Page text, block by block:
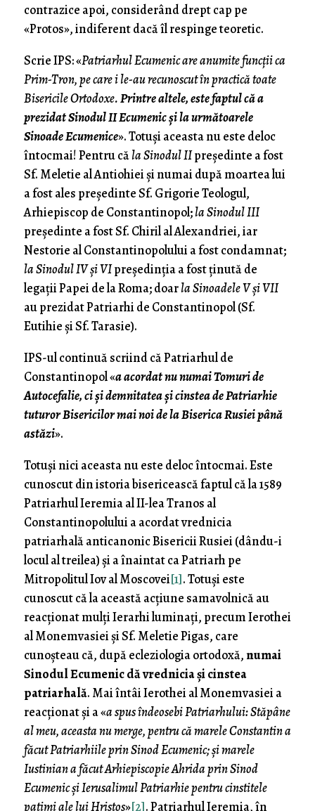
contrazice apoi, considerând drept cap pe
«Protos», indiferent dacă îl respinge teoretic.
Scrie IPS: «Patriarhul Ecumenic are anumite funcții ca
Prim-Tron, pe care i le-au recunoscut în practică toate
Bisericile Ortodoxe.Printre altele, este faptul că a
prezidat Sinodul II Ecumenic și la următoarele
Sinoade Ecumenice». Totuși aceasta nu este deloc
întocmai! Pentru căla Sinodul IIpreședinte a fost
Sf. Meletie al Antiohiei și numai după moartea lui
a fost ales președinte Sf. Grigorie Teologul,
Arhiepiscop de Constantinopol;la Sinodul III
președinte a fost Sf. Chiril al Alexandriei, iar
Nestorie al Constantinopolului a fost condamnat;
la Sinodul IV și VIpreședinția a fost ținută de
legații Papei de la Roma; doarla Sinoadele V și VII
au prezidat Patriarhi de Constantinopol (Sf.
Eutihie și Sf. Tarasie).
IPS-ul continuă scriind că Patriarhul de
Constantinopol «a acordat nu numai Tomuri de
Autocefalie, ci și demnitatea și cinstea de Patriarhie
tuturor Bisericilor mai noi de la Biserica Rusiei până
astăzi».
Totuși nici aceasta nu este deloc întocmai. Este
cunoscut din istoria bisericească faptul că la 1589
Patriarhul Ieremia al II-lea Tranos al
Constantinopolului a acordat vrednicia
patriarhală anticanonic Bisericii Rusiei (dându-i
locul al treilea) și a înaintat ca Patriarh pe
Mitropolitul Iov al Moscovei[1]. Totuși este
cunoscut că la această acțiune samavolnică au
reacționat mulți Ierarhi luminați, precum Ierothei
al Monemvasiei și Sf. Meletie Pigas, care
cunoșteau că, după ecleziologia ortodoxă,numai
Sinodul Ecumenic dă vrednicia și cinstea
patriarhală. Mai întâi Ierothei al Monemvasiei a
reacționat și a «a spus îndeosebi Patriarhului: Stăpâne
al meu, aceasta nu merge, pentru că marele Constantin a
făcut Patriarhiile prin Sinod Ecumenic; și marele
Iustinian a făcut Arhiepiscopie Ahrida prin Sinod
Ecumenic și Ierusalimul Patriarhie pentru cinstitele
patimi ale lui Hristos»[2]. Patriarhul Ieremia, în